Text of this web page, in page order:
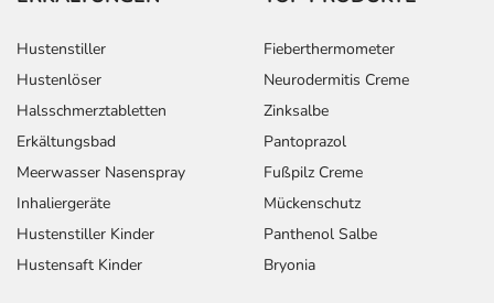
Hustenstiller
Hustenlöser
Halsschmerztabletten
Erkältungsbad
Meerwasser Nasenspray
Inhaliergeräte
Hustenstiller Kinder
Hustensaft Kinder
Fieberthermometer
Neurodermitis Creme
Zinksalbe
Pantoprazol
Fußpilz Creme
Mückenschutz
Panthenol Salbe
Bryonia